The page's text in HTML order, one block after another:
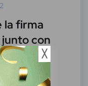
la firma
con
e
╳